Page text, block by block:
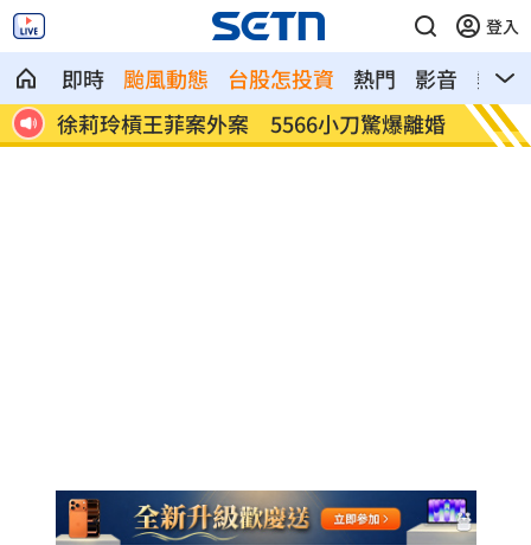
登入
即時 颱風動態 台股怎投資 熱門 影音
熱搜
婚
通緝犯拒檢狂飆街頭！撞斷平交道柵欄逃
亡
誰在
光